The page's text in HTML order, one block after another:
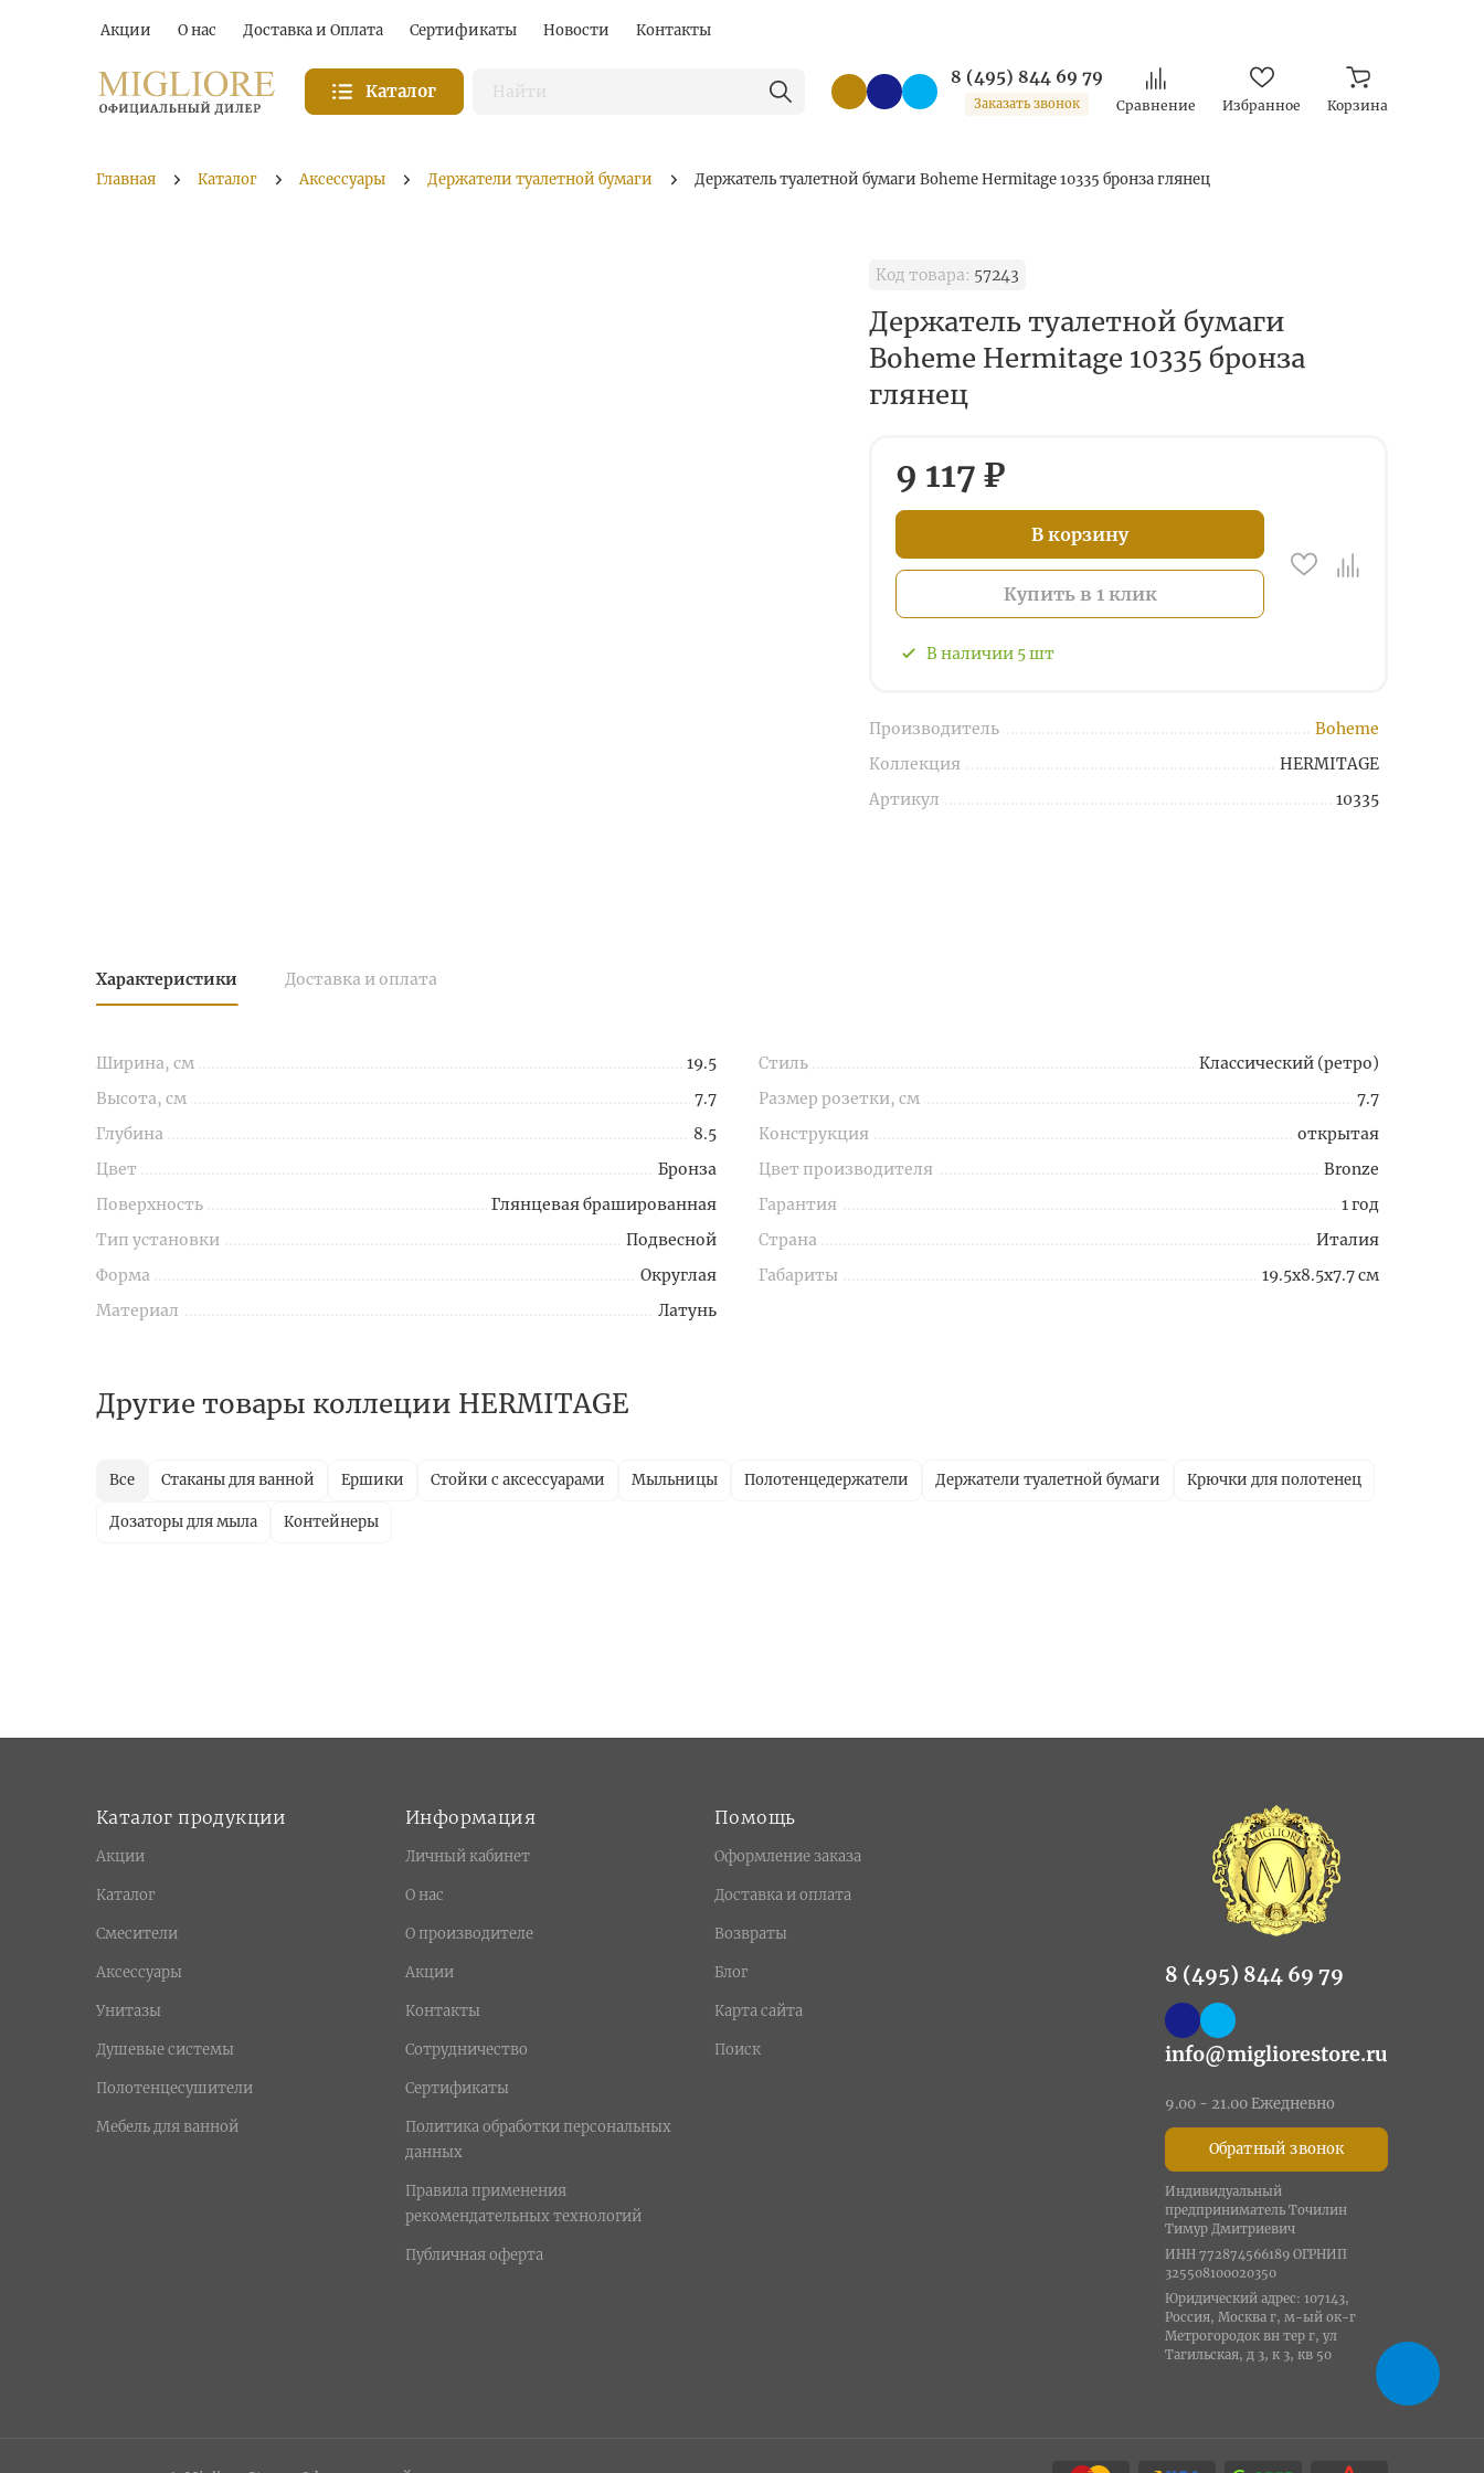
Акции О нас Доставка и Оплата Сертификаты Новости Контакты
Каталог
8 (495) 844 69 79
Заказать звонок Сравнение Избранное Корзина
Главная Каталог Аксессуары Держатели туалетной бумаги Держатель туалетной бумаги Boheme Hermitage 10335 бронза глянец
Код товара: 57243
Держатель туалетной бумаги
Boheme Hermitage 10335 бронза
глянец
9 117 ₽
В корзину
Купить в 1 клик
В наличии 5шт
Производитель
Boheme
Коллекция
HERMITAGE
Артикул
10335
Характеристики Доставка и оплата
Ширина, см
19.5
Высота, см
7.7
Глубина
8.5
Цвет
Бронза
Поверхность
Глянцевая брашированная
Тип установки
Подвесной
Форма
Округлая
Материал
Латунь
Стиль
Классический (ретро)
Размер розетки, см
7.7
Конструкция
открытая
Цвет производителя
Bronze
Гарантия
1 год
Страна
Италия
Габариты
19.5x8.5x7.7 см
Другие товары коллеции HERMITAGE
Все Стаканы для ванной Ершики Стойки с аксессуарами Мыльницы Полотенцедержатели Держатели туалетной бумаги Крючки для полотенец
Дозаторы для мыла Контейнеры
Каталог продукции
Акции
Каталог
Смесители
Аксессуары
Унитазы
Душевые системы
Полотенцесушители
Мебель для ванной
Информация
Личный кабинет
О нас
О производителе
Акции
Контакты
Сотрудничество
Сертификаты
Политика обработки персональных
данных
Правила применения
рекомендательных технологий
Публичная оферта
Помощь
Оформление заказа
Доставка и оплата
Возвраты
Блог
Карта сайта
Поиск
8 (495) 844 69 79
info@migliorestore.ru
9.00 - 21.00 Ежедневно
Обратный звонок
Индивидуальный
предприниматель Точилин
Тимур Дмитриевич
ИНН 772874566189 ОГРНИП
325508100020350
Юридический адрес: 107143,
Россия, Москва г, м-ый ок-г
Метрогородок вн тер г, ул
Тагильская, д 3, к 3, кв 50